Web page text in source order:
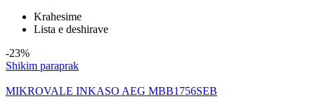
Krahesime
Lista e deshirave
-23%
Shikim paraprak
MIKROVALE INKASO AEG MBB1756SEB